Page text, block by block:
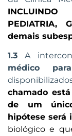
PEDIATRIA,
demais
1.3 A
médico
chamado
de um
hipótese será
biológico e